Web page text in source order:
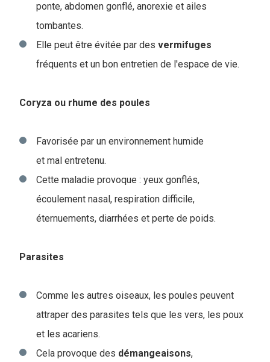
ponte, abdomen gonflé, anorexie et ailes
tombantes.
Elle peut être évitée par des vermifuges
fréquents et un bon entretien de l'espace de vie.
Coryza ou rhume des poules
Favorisée par un environnement humide
et mal entretenu.
Cette maladie provoque : yeux gonflés,
écoulement nasal, respiration difficile,
éternuements, diarrhées et perte de poids.
Parasites
Comme les autres oiseaux, les poules peuvent
attraper des parasites tels que les vers, les poux
et les acariens.
Cela provoque des démangeaisons,